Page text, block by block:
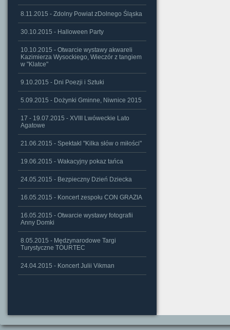
8.11.2015 - Zdolny Powiat zDolnego Śląska
30.10.2015 - Halloween Party
10.10.2015 - Otwarcie wystawy akwareli
Kazimierza Wysockiego, Wieczór z tangiem
w "Klatce"
9.10.2015 - Dni Poezji i Sztuki
5.09.2015 - Dożynki Gminne, Niwnice 2015
17 - 19.07.2015 - XVIII Lwóweckie Lato
Agatowe
21.06.2015 - Spektakl "Kilka słów o miłości"
19.06.2015 - Wakacyjny pokaz tańca
24.05.2015 - Bezpieczny Dzień Dziecka
16.05.2015 - Koncert zespołu CON GRAZIA
16.05.2015 - Otwarcie wystawy fotografii
Anny Domki
8.05.2015 - Mędzynarodowe Targi
Turystyczne TOURTEC
24.04.2015 - Koncert Julii Vikman